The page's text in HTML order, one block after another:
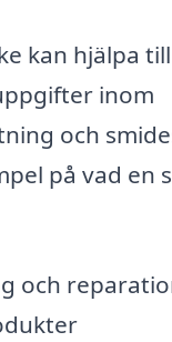
kan hjälpa
inom
och
på vad en
och